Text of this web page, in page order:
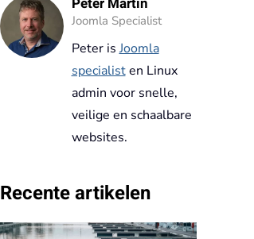
Joomla Specialist
Peter isJoomla
specialisten Linux
admin voor snelle,
veilige en schaalbare
websites.
Recente artikelen